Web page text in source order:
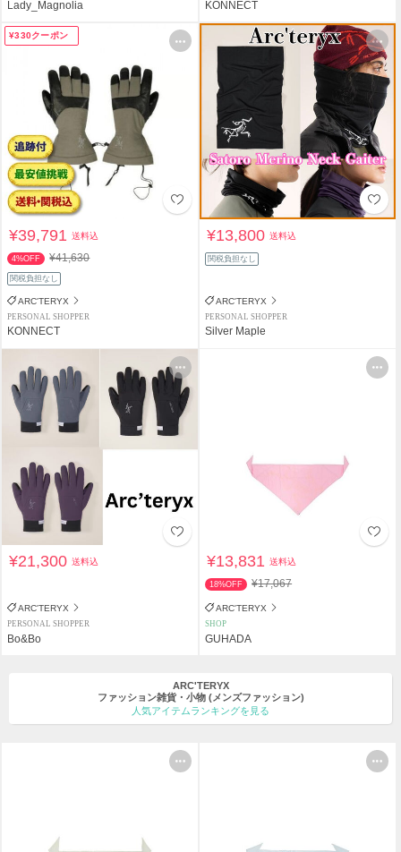
Lady_Magnolia KONNECT
¥330クーポン
¥39,791送料込
4%OFF ¥41,630
関税負担なし
ARC'TERYX
PERSONAL SHOPPER
KONNECT
¥13,800送料込
関税負担なし
ARC'TERYX
PERSONAL SHOPPER
Silver Maple
¥21,300送料込
ARC'TERYX
PERSONAL SHOPPER
Bo&Bo
¥13,831送料込
18%OFF ¥17,067
ARC'TERYX
SHOP
GUHADA
ARC'TERYX
ファッション雑貨・小物 (メンズファッション)
人気アイテムランキングを見る